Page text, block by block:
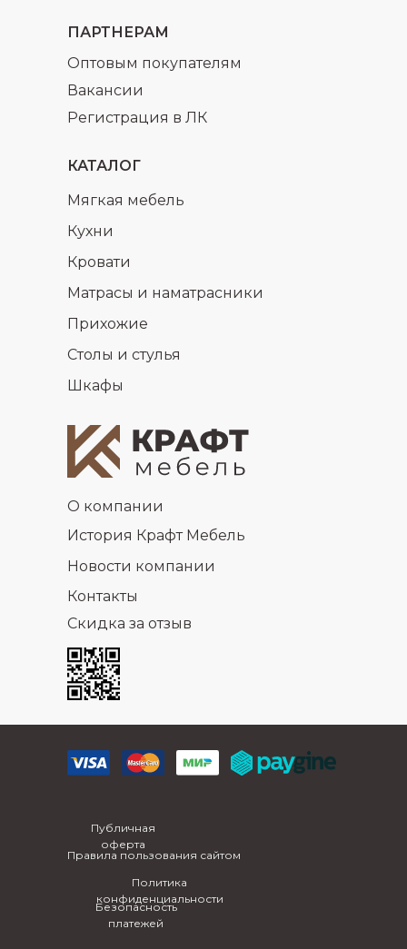
ПАРТНЕРАМ
Регистрация в ЛК
Оптовым покупателям
Вакансии
КАТАЛОГ
Кухни
Мягкая мебель
Кровати
Матрасы и наматрасники
Прихожие
Столы и стулья
Шкафы
О компании
История Крафт Мебель
Новости компании
Контакты
Скидка за отзыв
Публичная
оферта
Правила пользования сайтом
Политика
конфиденциальности
Безопасность
платежей